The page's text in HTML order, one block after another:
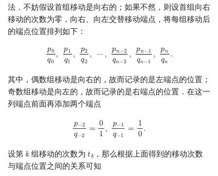
法．不妨假设首组移动是向右的；如果不然，则设首组向右
移动的次数为零．向右、向左交替移动端点，将每组移动后
的端点位置排列如下：
𝑝0
𝑞0
, 𝑝1
𝑞1
, 𝑝2
𝑞2
, ⋯ , 𝑝𝑛−2
𝑞𝑛−2
, 𝑝𝑛−1
𝑞𝑛−1
, 𝑝𝑛
𝑞𝑛
.
p1q , p2 q2, ⋯ , p −2qn− pn−1 n−1,
其中，偶数组移动是向右的，故而记录的是左端点的位置；
奇数组移动是向左的，故而记录的是右端点的位置．在这一
列端点前面再添加两个端点
𝑝−2
𝑞−2
= 0
1 , 𝑝−1
𝑞−1
= 1
0.
p−2q 0 p−1q 10
设第 𝑘
k 组移动的次数为𝑡𝑘
tk ，那么根据上面得到的移动次数
与端点位置之间的关系可知